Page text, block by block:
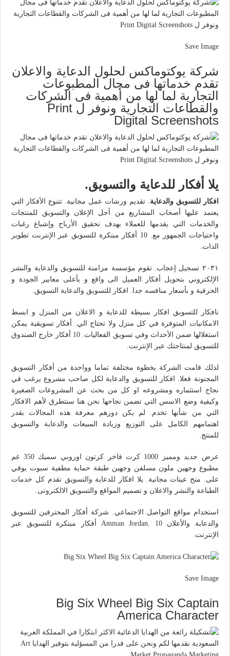
Save Image
شركة يوكتوماكس لحلول الدعاية والاعلان
تقدم خدماتها فى مجال المطبوعات
التجارية لما لها من أهمية فى الشركات
والقطاعات التجارية ونوفر ل Print
Digital Screenshots
يلا أفكار للدعاية والتسويق.
افكار للتسويق والدعاية . تقديم ورشات عمل مجانية. تتنوع الأفكار التي
يعتمد عليها أصحاب المشاريع من أجل الإعلان والتسويق للمنتجات
والخدمات التي يقدمها للعملاء بهدف تحقيق الأرباح وإشباع رغبات
واحتياجات الجمهور مع. 10 أفكار مبتكرة للتسويق عبر الإنترنت تطوير
الذات.
٢٠٣١ تسجيل إعجاب. تقوم مؤسسة مزامنة للتسويق والدعاية والنشر
الإلكتروني بتحويل أفكار العميل الى واقع و بأعلى معايير الجودة و
الحرفية و بأسعار منافسه جدا. افكار للتسويق والدعاية التسويق.
نافكار للتسويق افكار بسيطة للدعاية و الاعلان من المنزل و ابسط
الامكانيات المتوفرة في كل منزل ولا تحتاج الي. أفكار تسويقية يمكن
استغلالها ضمن الأحداث وفي تسويق الفعاليات. 10 أفكار خارج الصندوق
للتسويق لمنتاجتك عبر الإنترنت.
لذلك قامت الشركة بخطوة مختلفة تماما وواحدة من أفكار التسويق
المجنونة فعلا. افكار للتسويق والدعاية لكل صاحب مشروع يرغب في
نجاح استثماره ومشروعه او كل من بحث عن المشروعات الصغيرة
وكيفية وضع الاسس التي تضمن نجاحها نحن هنا سنتطرق لأهم الافكار
التي من شأنها تخدم. لم يكن دورهم معرفة هذه المجالات بقدر
اهتمامهم الكامل على التوزيع وزيادة المبيعات والدعاية والتسويق
للمنتج.
عرض جديد ومميز 1000 كرت فاخر كرتون اوروبي سميك 350 غم
مطبوع وجهين ملون مسلفن وجهين طبقة حماية مطفية سبوت يوفي
على. منح عينات مجانية. يلا افكار للدعاية والتسويق تقدم كل خدمات
الطباعة والنشر والاعلان و تصميم المواقع والتسويق الالكترونى.
استخدام مواقع التواصل الاجتماعي. شركة أفكار المحترفين للتسويق
والدعاية والأعلان Amman Jordan. 10 أفكار مبتكرة للتسويق عبر
الإنترنت.
Save Image
Big Six Wheel Big Six Captain
America Character